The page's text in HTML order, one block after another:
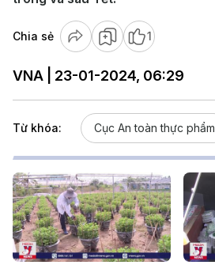
Chia sẻ 1
VNA | 23-01-2024, 06:29
Từ khóa: Cục An toàn thực phẩm